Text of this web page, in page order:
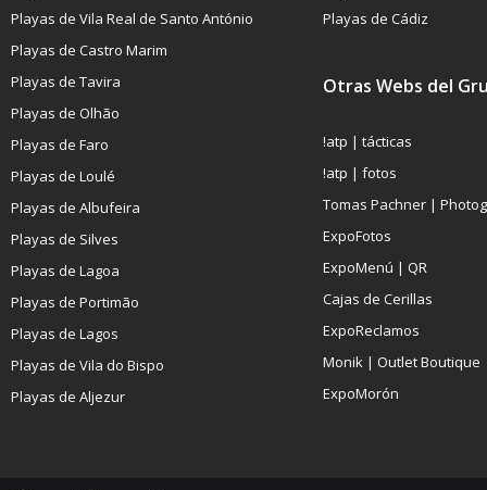
Playas de Vila Real de Santo António
Playas de Castro Marim
Playas de Tavira
Playas de Olhão
Playas de Faro
Playas de Loulé
Playas de Albufeira
Playas de Silves
Playas de Lagoa
Playas de Portimão
Playas de Lagos
Playas de Vila do Bispo
Playas de Aljezur
Playas de Cádiz
Otras Webs del
!atp | tácticas
!atp | fotos
Tomas Pachner |
ExpoFotos
ExpoMenú | QR
Cajas de Cerillas
ExpoReclamos
Monik | Outlet Boutique
ExpoMorón